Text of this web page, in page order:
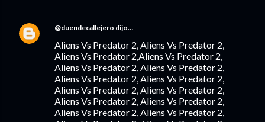
@duendecallejero dijo…
Aliens Vs Predator 2, Aliens Vs Predator 2,
Aliens Vs Predator 2,Aliens Vs Predator 2,
Aliens Vs Predator 2, Aliens Vs Predator 2,
Aliens Vs Predator 2, Aliens Vs Predator 2,
Aliens Vs Predator 2, Aliens Vs Predator 2,
Aliens Vs Predator 2, Aliens Vs Predator 2,
Aliens Vs Predator 2, Aliens Vs Predator 2,